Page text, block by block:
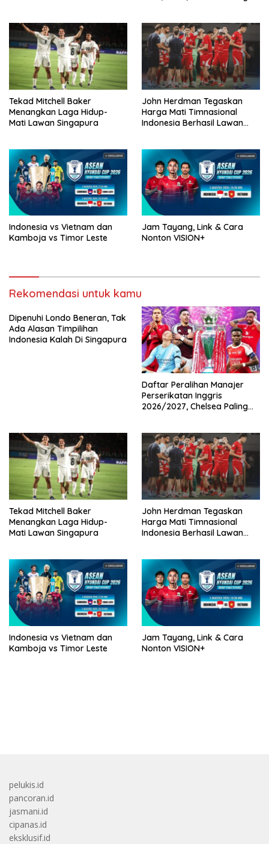
Tekad Mitchell Baker
Menangkan Laga Hidup-
Mati Lawan Singapura
John Herdman Tegaskan
Harga Mati Timnasional
Indonesia Berhasil Lawan
Indonesia vs Vietnam dan
Kamboja vs Timor Leste
Jam Tayang, Link & Cara
Nonton VISION+
Rekomendasi untuk kamu
Dipenuhi Londo Beneran, Tak
Ada Alasan Timpilihan
Indonesia Kalah Di Singapura
Daftar Peralihan Manajer
Perserikatan Inggris
2026/2027, Chelsea Paling
Tekad Mitchell Baker
Menangkan Laga Hidup-
Mati Lawan Singapura
John Herdman Tegaskan
Harga Mati Timnasional
Indonesia Berhasil Lawan
Indonesia vs Vietnam dan
Kamboja vs Timor Leste
Jam Tayang, Link & Cara
Nonton VISION+
pelukis.id
pancoran.id
jasmani.id
cipanas.id
eksklusif.id